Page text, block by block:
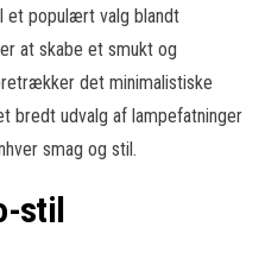
et populært valg blandt
at skabe et smukt og
det minimalistiske
bredt udvalg af lampefatninger
smag og stil.
stil